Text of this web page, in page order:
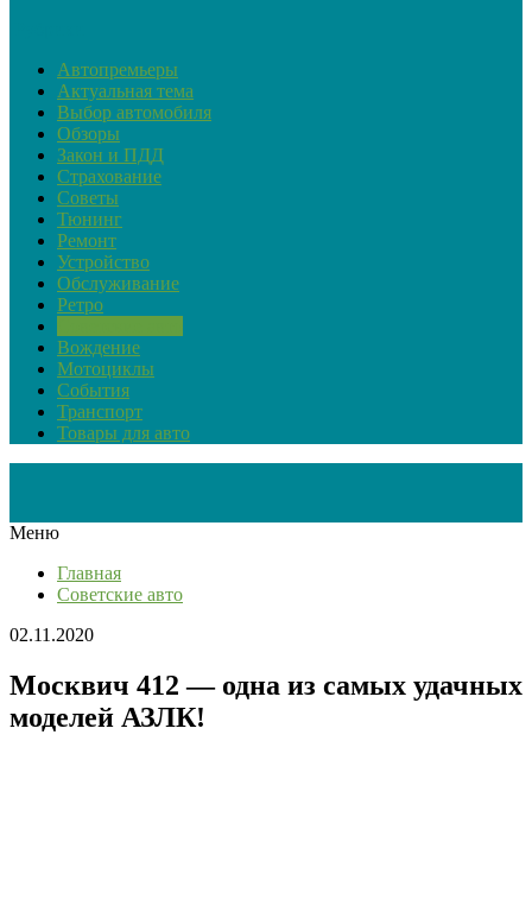
Автопремьеры
Актуальная тема
Выбор автомобиля
Обзоры
Закон и ПДД
Страхование
Советы
Тюнинг
Ремонт
Устройство
Обслуживание
Ретро
Вождение
Мотоциклы
События
Транспорт
Товары для авто
Меню
Главная
Советские авто
02.11.2020
Москвич 412 — одна из самых удачных
моделей АЗЛК!